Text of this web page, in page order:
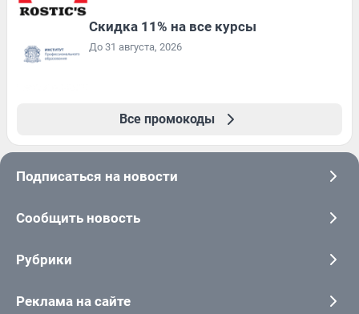
Скидка 11% на все курсы
До 31 августа, 2026
Все промокоды
Подписаться на новости
Сообщить новость
Рубрики
Реклама на сайте